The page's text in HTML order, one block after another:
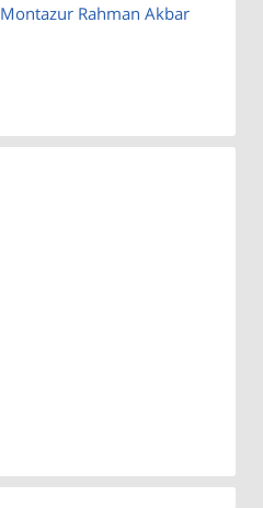
Montazur Rahman Akbar